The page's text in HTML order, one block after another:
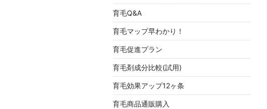
育毛Q&A
育毛マップ早わかり！
育毛促進プラン
育毛剤成分比較(試用)
育毛効果アップ12ヶ条
育毛商品通販購入